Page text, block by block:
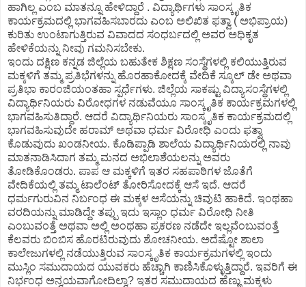
ಹಾಗಿಲ್ಲ ಎಂಬ ಮಾತನ್ನೂ ಹೇಳಿದ್ದಾರೆ . ವಿದ್ಯಾರ್ಥಿಗಳು ಸಾಂಸ್ಕೃತಿಕ
ಕಾರ್ಯಕ್ರಮದಲ್ಲಿ ಭಾಗವಹಿಸಬಾರದು ಎಂಬ ಅಲಿಖಿತ ಫತ್ವಾ ( ಅಭಿಪ್ರಾಯ)
ಕುರಿತು ಉಂಟಾಗುತ್ತಿರುವ ವಿವಾದದ ಸಂಧರ್ಬದಲ್ಲಿ ಅವರ ಅಧಿಕೃತ
ಹೇಳಿಕೆಯನ್ನು ನೀವು ಗಮನಿಸಬೇಕು.
ಇಂದು ದಕ್ಷಿಣ ಕನ್ನಡ ಜಿಲ್ಲೆಯ ಬಹುತೇಕ ಶಿಕ್ಷಣ ಸಂಸ್ಥೆಗಳಲ್ಲಿ ಕಲಿಯುತ್ತಿರುವ
ಮಕ್ಕಳಿಗೆ ತಮ್ಮ ಪ್ರತಿಭೆಗಳನ್ನು ಹೊರಹಾಕೋದಕ್ಕೆ ವೇದಿಕೆ ಸ್ಕೂಲ್ ಡೇ ಅಥವಾ
ಪ್ರತಿಭಾ ಕಾರಂಜಿಯಂತಹಾ ಸ್ಪರ್ಧೆಗಳು. ಜಿಲ್ಲೆಯ ಸಾಕಷ್ಟು ವಿದ್ಯಾಸಂಸ್ಥೆಗಳಲ್ಲಿ
ವಿದ್ಯಾರ್ಥಿನಿಯರು ವಿರೋಧಗಳ ನಡುವೆಯೂ ಸಾಂಸ್ಕೃತಿಕ ಕಾರ್ಯಕ್ರಮಗಳಲ್ಲಿ
ಭಾಗವಹಿಸುತಿದ್ದಾರೆ. ಆದರೆ ವಿದ್ಯಾರ್ಥಿನಿಯರು ಸಾಂಸ್ಕೃತಿಕ ಕಾರ್ಯಕ್ರಮದಲ್ಲಿ
ಭಾಗವಹಿಸುವುದೇ ಹರಾಮ್ ಅಥವಾ ಧರ್ಮ ವಿರೋಧಿ ಎಂದು ಫತ್ವಾ
ಕೊಡುವುದು ಖಂಡನೀಯ. ಕೊಡಿಪ್ಪಾಡಿ ಶಾಲೆಯ ವಿದ್ಯಾರ್ಥಿನಿಯರಲ್ಲಿ ನಾವು
ಮಾತನಾಡಿಸಿದಾಗ ತಮ್ಮ ಮನದ ಅಭಿಲಾಶೆಯಲನ್ನು ಅವರು
ತೋಡಿಕೊಂಡರು. ಪಾಪ ಆ ಮಕ್ಕಳಿಗೆ ಇತರ ಸಹಪಾಠಿಗಳ ಜೊತೆಗೆ
ವೇದಿಕೆಯಲ್ಲಿ ತಮ್ಮ ಟಾಲೆಂಟ್ ತೋರಿಸೋದಕ್ಕೆ ಆಸೆ ಇದೆ. ಆದರೆ
ಧರ್ಮಗುರುವಿನ ನಿರ್ಬಂಧ ಈ ಮಕ್ಕಳ ಆಸೆಯನ್ನು ಚಿವುಟಿ ಹಾಕಿದೆ. ಇಂಥಹಾ
ವರದಿಯನ್ನು ಮಾಡಿದ್ದೇ ತಪ್ಪು ಇದು ಇಸ್ಲಾಂ ಧರ್ಮ ವಿರೋಧಿ ನೀತಿ
ಎಂಬುವಂತ್ತೆ ಅಥವಾ ಅಲ್ಲಿ ಅಂಥಹಾ ಪ್ರಕರಣ ನಡೆದೇ ಇಲ್ಲವೆಂಬುವಂತ್ತೆ
ಕೆಲವರು ಬಿಂಬಿಸ ಹೊರಟಿರುವುದು ಶೋಚನೀಯ. ಅದೆಷ್ಟೋ ಶಾಲಾ
ಕಾಲೇಜುಗಳಲ್ಲಿ ನಡೆಯುತ್ತಿರುವ ಸಾಂಸ್ಕೃತಿಕ ಕಾರ್ಯಕ್ರಮಗಳಲ್ಲಿ ಇಂದು
ಮುಸ್ಲಿಂ ಸಮುದಾಯದ ಯುವಕರು ಹೆಚ್ಚಾಗಿ ಕಾಣಿಸಿಕೊಳ್ಳುತ್ತಿದ್ದಾರೆ. ಇವರಿಗೆ ಈ
ನಿರ್ಭಂಧ ಅನ್ವಯವಾಗೋದಿಲ್ವಾ? ಇತರ ಸಮುದಾಯದ ಹೆಣ್ಣು ಮಕ್ಕಳು